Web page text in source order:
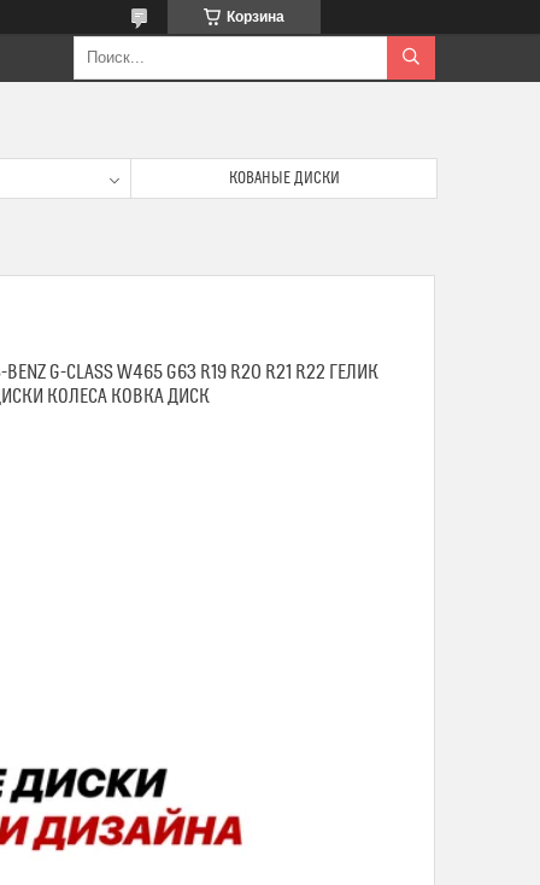
Корзина
КОВАНЫЕ ДИСКИ
G-CLASS W465 G63 R19 R20 R21 R22 ГЕЛИК
КОЛЕСА КОВКА ДИСК